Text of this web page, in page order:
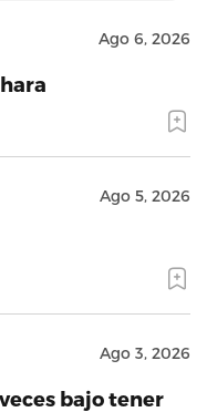
Ago 6, 2026
Ago 5, 2026
Ago 3, 2026
bajo tener